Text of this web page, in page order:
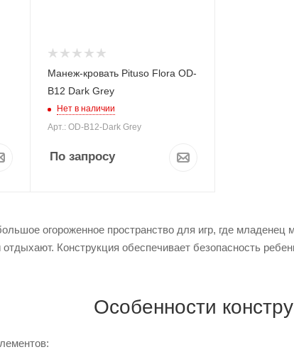
Манеж-кровать Pituso Flora OD-
B12 Dark Grey
Нет в наличии
Арт.: OD-B12-Dark Grey
По запросу
огороженное пространство для игр, где младенец
Конструкция обеспечивает безопасность
Особенности